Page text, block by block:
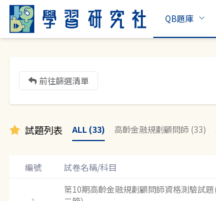
QB題庫
前往篩選清單
試題列表 ALL (33) 高齡金融規劃顧問師 (33)
編號 試卷名稱/科目
第10期高齡金融規劃顧問師資格測驗試題